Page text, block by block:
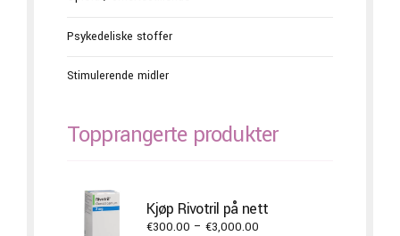
Psykedeliske stoffer
Stimulerende midler
Topprangerte produkter
Kjøp Rivotril på nett
€300.00 – €3,000.00